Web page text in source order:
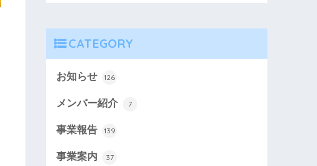
CATEGORY
お知らせ 126
メンバー紹介 7
事業報告 139
事業案内 37